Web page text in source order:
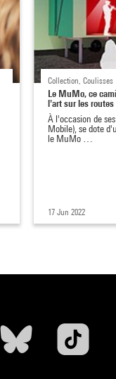
Collection, Coulisses
Le MuMo, ce
l'art sur les
À l'occasion de
Mobile), se dote
le MuMo …
17 Jun 2022